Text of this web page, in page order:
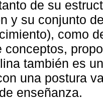
de su
y su conjunto
como
conceptos,
también es
una postura
enseñanza.